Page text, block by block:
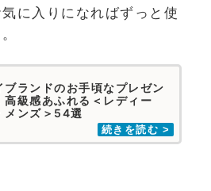
に入りになればずっと使
ブランドのお手頃なプレゼン
高級感あふれる＜レディー
メンズ＞54選